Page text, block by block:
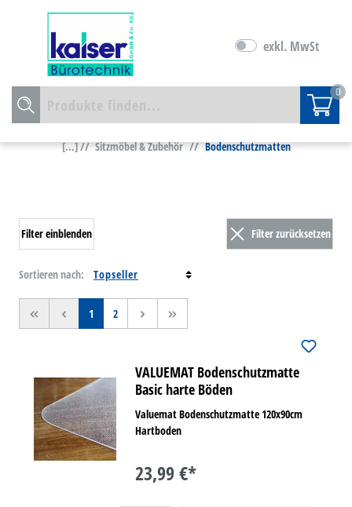
exkl. MwSt
0
[...] //Sitzmöbel & Zubehör // Bodenschutzmatten
Filter einblenden Filter zurücksetzen
Sortieren nach:
<< < 1 2 > >>
VALUEMAT Bodenschutzmatte
Basic harte Böden
Valuemat Bodenschutzmatte 120x90cm
Hartboden
23,99 €*